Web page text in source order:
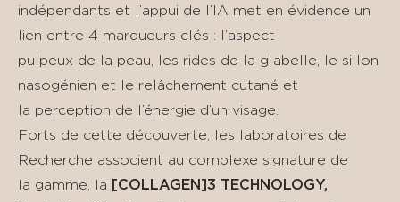
indépendants et l’appui de l’IA met en évidence un
lien entre 4 marqueurs clés : l’aspect
pulpeux de la peau, les rides de la glabelle, le sillon
nasogénien et le relâchement cutané et
la perception de l’énergie d’un visage.
Forts de cette découverte, les laboratoires de
Recherche associent au complexe signature de
la gamme, la [COLLAGEN]3 TECHNOLOGY,